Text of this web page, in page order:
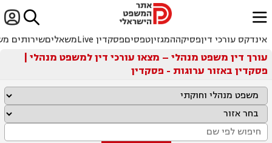

ﱐ
אינדקס עורכי דיןפסיקההמגזיןטפסיםפסקדין Live משאליםשירותים
עורך דין משפט מנהלי – מצאו עורכי דין למשפט מנהלי |
פסקדין באזור ערוגות - פסקדין